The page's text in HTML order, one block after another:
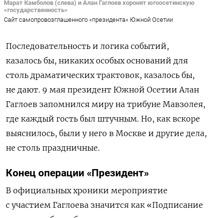
Марат Камболов (слева) и Алан Гаглоев хоронят югоосетинскую
«государственность»
Сайт самопровозглашенного «президента» Южной Осетии
Последовательность и логика событий,
казалось бы, никаких особых оснований для
столь драматических трактовок, казалось бы,
не дают. 9 мая президент Южной Осетии Алан
Гаглоев запомнился миру на трибуне Мавзолея,
где каждый гость был штучным. Но, как вскоре
выяснилось, были у него в Москве и другие дела,
не столь праздничные.
Конец операции «Президент»
В официальных хроники мероприятие
с участием Гаглоева значится как «Подписание